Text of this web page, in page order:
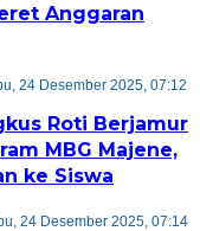
Anggaran
24 Desember 2025, 07:12
Roti Berjamur
MBG Majene,
ke Siswa
24 Desember 2025, 07:14